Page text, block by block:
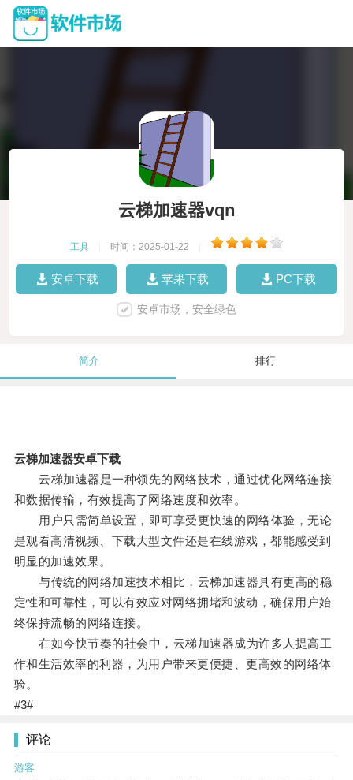
云梯加速器vqn
工具 时间：2025-01-22
安卓下载 苹果下载 PC下载
安卓市场，安全绿色
简介 排行
云梯加速器安卓下载
云梯加速器是一种领先的网络技术，通过优化网络连接
和数据传输，有效提高了网络速度和效率。
用户只需简单设置，即可享受更快速的网络体验，无论
是观看高清视频、下载大型文件还是在线游戏，都能感受到
明显的加速效果。
与传统的网络加速技术相比，云梯加速器具有更高的稳
定性和可靠性，可以有效应对网络拥堵和波动，确保用户始
终保持流畅的网络连接。
在如今快节奏的社会中，云梯加速器成为许多人提高工
作和生活效率的利器，为用户带来更便捷、更高效的网络体
验。
#3#
评论
游客